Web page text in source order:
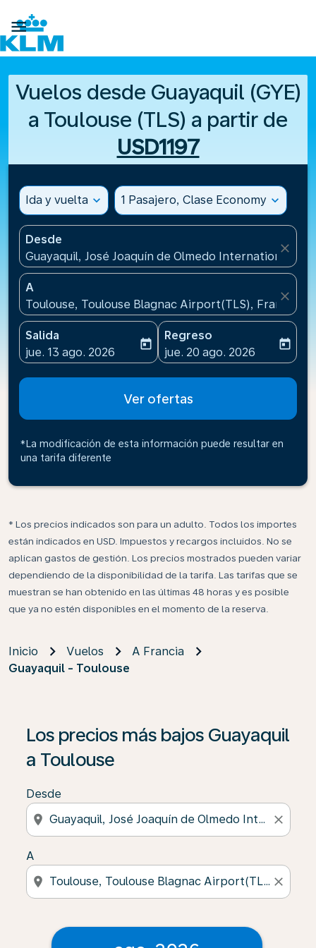

Vuelos desde Guayaquil (GYE)
a Toulouse (TLS) a partir de
USD1197
Ida y vuelta expand_more 1 Pasajero, Clase Economy expand_more
Desde
Guayaquil, José Joaquín de Olmedo International
close
A
Toulouse, Toulouse Blagnac Airport(TLS), Francia
close
Salida
fc-booking-departure-date-aria-label
jue. 13 ago. 2026
today
Regreso
fc-booking-return-date-
jue. 20 ago. 2026
today
Ver ofertas
*La modificación de esta información puede resultar en
una tarifa diferente
* Los precios indicados son para un adulto. Todos los importes
están indicados en USD. Impuestos y recargos incluidos. No se
aplican gastos de gestión. Los precios mostrados pueden variar
dependiendo de la disponibilidad de la tarifa. Las tarifas que se
muestran se han obtenido en las últimas 48 horas y es posible
que ya no estén disponibles en el momento de la reserva.
Inicio Vuelos
A Francia
Guayaquil - Toulouse
Los precios más bajos Guayaquil
a Toulouse
Desde
location_on close
A
location_on close